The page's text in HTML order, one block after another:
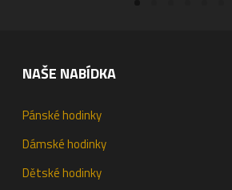
NAŠE NABÍDKA
Pánské hodinky
Dámské hodinky
Dětské hodinky